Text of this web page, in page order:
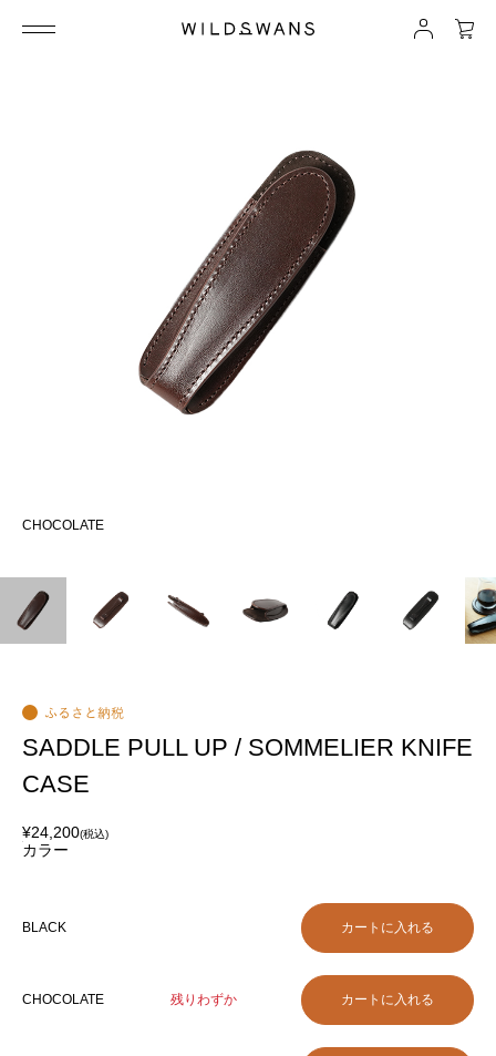
CHOCOLATE
SADDLE PULL UP / SOMMELIER KNIFE
CASE
¥24,200(税込)
カラー
BLACK
CHOCOLATE 残りわずか